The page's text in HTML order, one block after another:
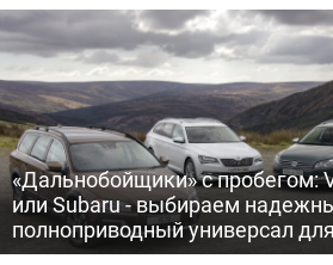
«Дальнобойщики» с пробегом:
или Subaru - выбираем
полноприводный универсал